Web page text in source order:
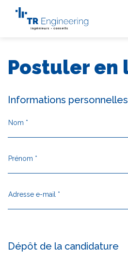
Postuler en
Informations personnelles
Nom *
Prénom *
Adresse e-mail *
Dépôt de la candidature